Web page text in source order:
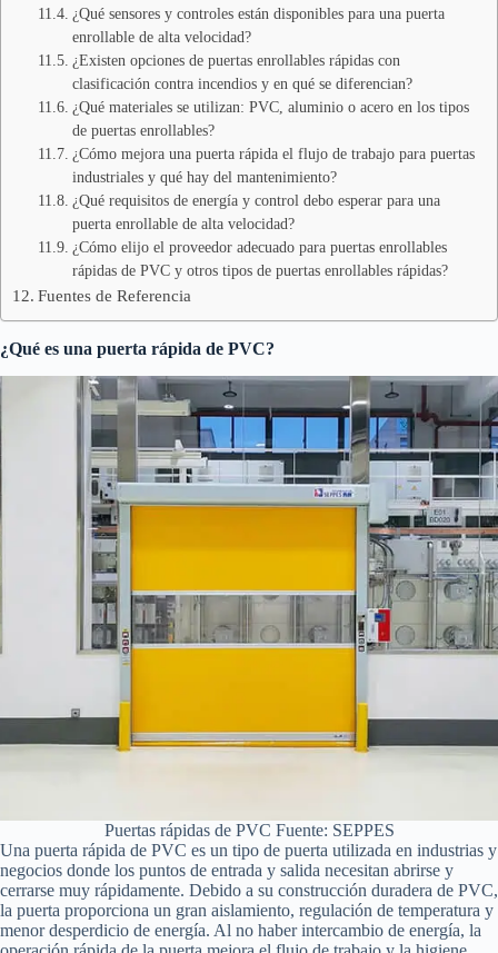
¿Qué sensores y controles están disponibles para una puerta
enrollable de alta velocidad?
¿Existen opciones de puertas enrollables rápidas con
clasificación contra incendios y en qué se diferencian?
¿Qué materiales se utilizan: PVC, aluminio o acero en los tipos
de puertas enrollables?
¿Cómo mejora una puerta rápida el flujo de trabajo para puertas
industriales y qué hay del mantenimiento?
¿Qué requisitos de energía y control debo esperar para una
puerta enrollable de alta velocidad?
¿Cómo elijo el proveedor adecuado para puertas enrollables
rápidas de PVC y otros tipos de puertas enrollables rápidas?
Fuentes de Referencia
¿Qué es una puerta rápida de PVC?
Puertas rápidas de PVC Fuente: SEPPES
Una puerta rápida de PVC es un tipo de puerta utilizada en industrias y
negocios donde los puntos de entrada y salida necesitan abrirse y
cerrarse muy rápidamente. Debido a su construcción duradera de PVC,
la puerta proporciona un gran aislamiento, regulación de temperatura y
menor desperdicio de energía. Al no haber intercambio de energía, la